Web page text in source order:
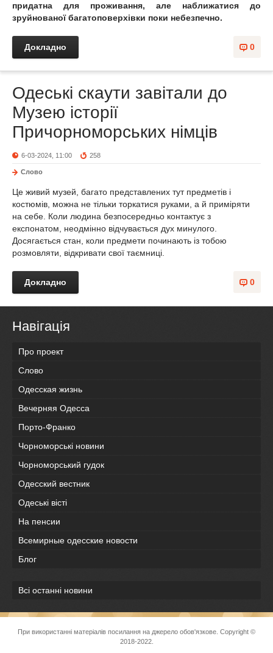
придатна для проживання, але наближатися до
зруйнованої багатоповерхівки поки небезпечно.
0
Докладно
Одеські скаути завітали до
Музею історії
Причорноморських німців
6-03-2024, 11:00 258
Слово
Це живий музей, багато представлених тут предметів і
костюмів, можна не тільки торкатися руками, а й приміряти
на себе. Коли людина безпосередньо контактує з
експонатом, неодмінно відчувається дух минулого.
Досягається стан, коли предмети починають із тобою
розмовляти, відкривати свої таємниці.
0
Докладно
Навігація
Про проект
Слово
Одесская жизнь
Вечерняя Одесса
Порто-Франко
Чорноморські новини
Чорноморський гудок
Одесский вестник
Одеськi вiстi
На пенсии
Всемирные одесские новости
Блог
Всі останні новини
При використанні матеріалів посилання на джерело обов'язкове. Copyright ©
2018-2022.